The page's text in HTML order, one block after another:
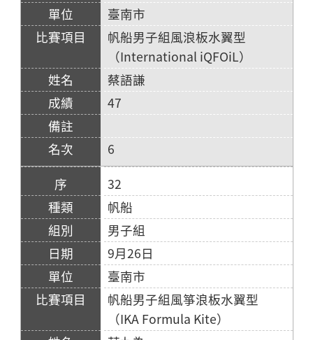
臺南市
帆船男子組風浪板水翼型
（International iQFOiL）
蔡語謙
47
6
32
帆船
男子組
9月26日
臺南市
帆船男子組風箏浪板水翼型
（IKA Formula Kite）